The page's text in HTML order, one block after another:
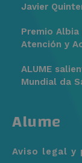
Alume
Aviso legal y
Javier
Premio
Atención y
ALUME
Mundial da